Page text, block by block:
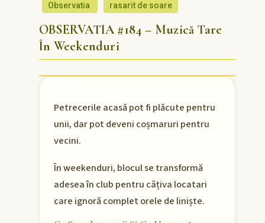
Observatia rasarit de soare
OBSERVATIA #184 – Muzică Tare
În Weekenduri
Petrecerile acasă pot fi plăcute pentru
unii, dar pot deveni coșmaruri pentru
vecini.
În weekenduri, blocul se transformă
adesea în club pentru câțiva locatari
care ignoră complet orele de liniște.